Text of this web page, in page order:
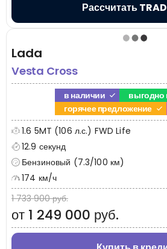
Рассчитать
Lada
Vesta Cross
в наличии
выгодно
горячее предложение
1.6 5MT (106 л.с.) FWD Life
12.9 секунд
Бензиновый (7.3/100 км)
174 км/ч
1 733 900 руб.
от 1 249 000 руб.